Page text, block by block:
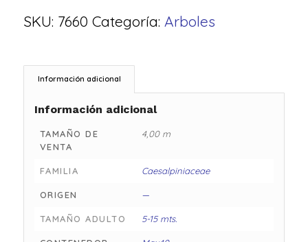
SKU: 7660 Categoría: Arboles
Información adicional
Información adicional
TAMAÑO DE
VENTA
4,00 m
FAMILIA Caesalpiniaceae
ORIGEN —
TAMAÑO ADULTO 5-15 mts.